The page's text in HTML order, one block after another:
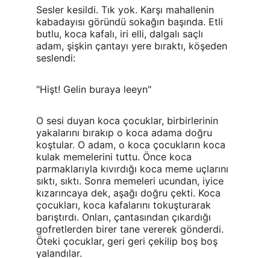
Sesler kesildi. Tık yok. Karşı mahallenin
kabadayısı göründü sokağın başında. Etli
butlu, koca kafalı, iri elli, dalgalı saçlı
adam, şişkin çantayı yere bıraktı, köşeden
seslendi:
"Hişt! Gelin buraya leeyn"
O sesi duyan koca çocuklar, birbirlerinin
yakalarını bırakıp o koca adama doğru
koştular. O adam, o koca çocukların koca
kulak memelerini tuttu. Önce koca
parmaklarıyla kıvırdığı koca meme uçlarını
sıktı, sıktı. Sonra memeleri ucundan, iyice
kızarıncaya dek, aşağı doğru çekti. Koca
çocukları, koca kafalarını tokuşturarak
barıştırdı. Onları, çantasından çıkardığı
gofretlerden birer tane vererek gönderdi.
Öteki çocuklar, geri geri çekilip boş boş
yalandılar.